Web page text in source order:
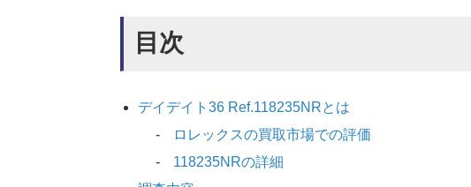
目次
デイデイト36 Ref.118235NRとは
ロレックスの買取市場での評価
118235NRの詳細